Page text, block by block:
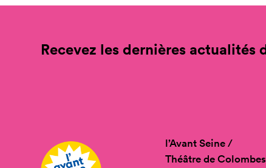
Recevez les dernières actualités
l’Avant Seine /
Théâtre de Colombes